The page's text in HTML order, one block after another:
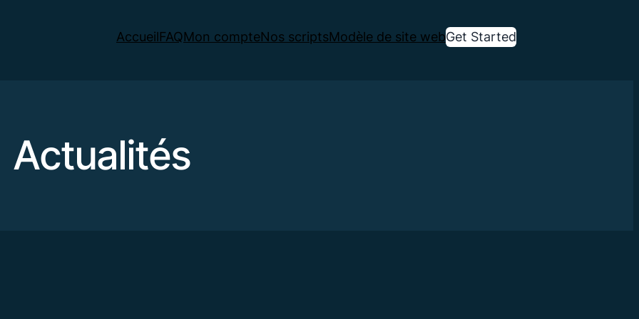
AccueilFAQMon compteNos scriptsModèle de site webGet Started
Actualités